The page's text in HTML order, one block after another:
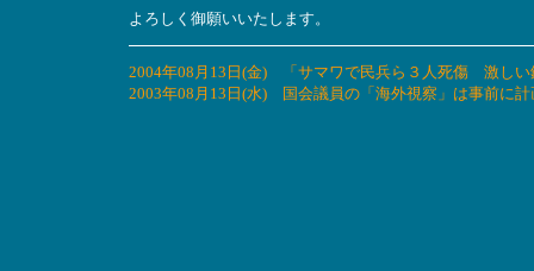
よろしく御願いいたします。
2004年08月13日(金) 「サマワで民兵ら３人死傷 激し
2003年08月13日(水) 国会議員の「海外視察」は事前に